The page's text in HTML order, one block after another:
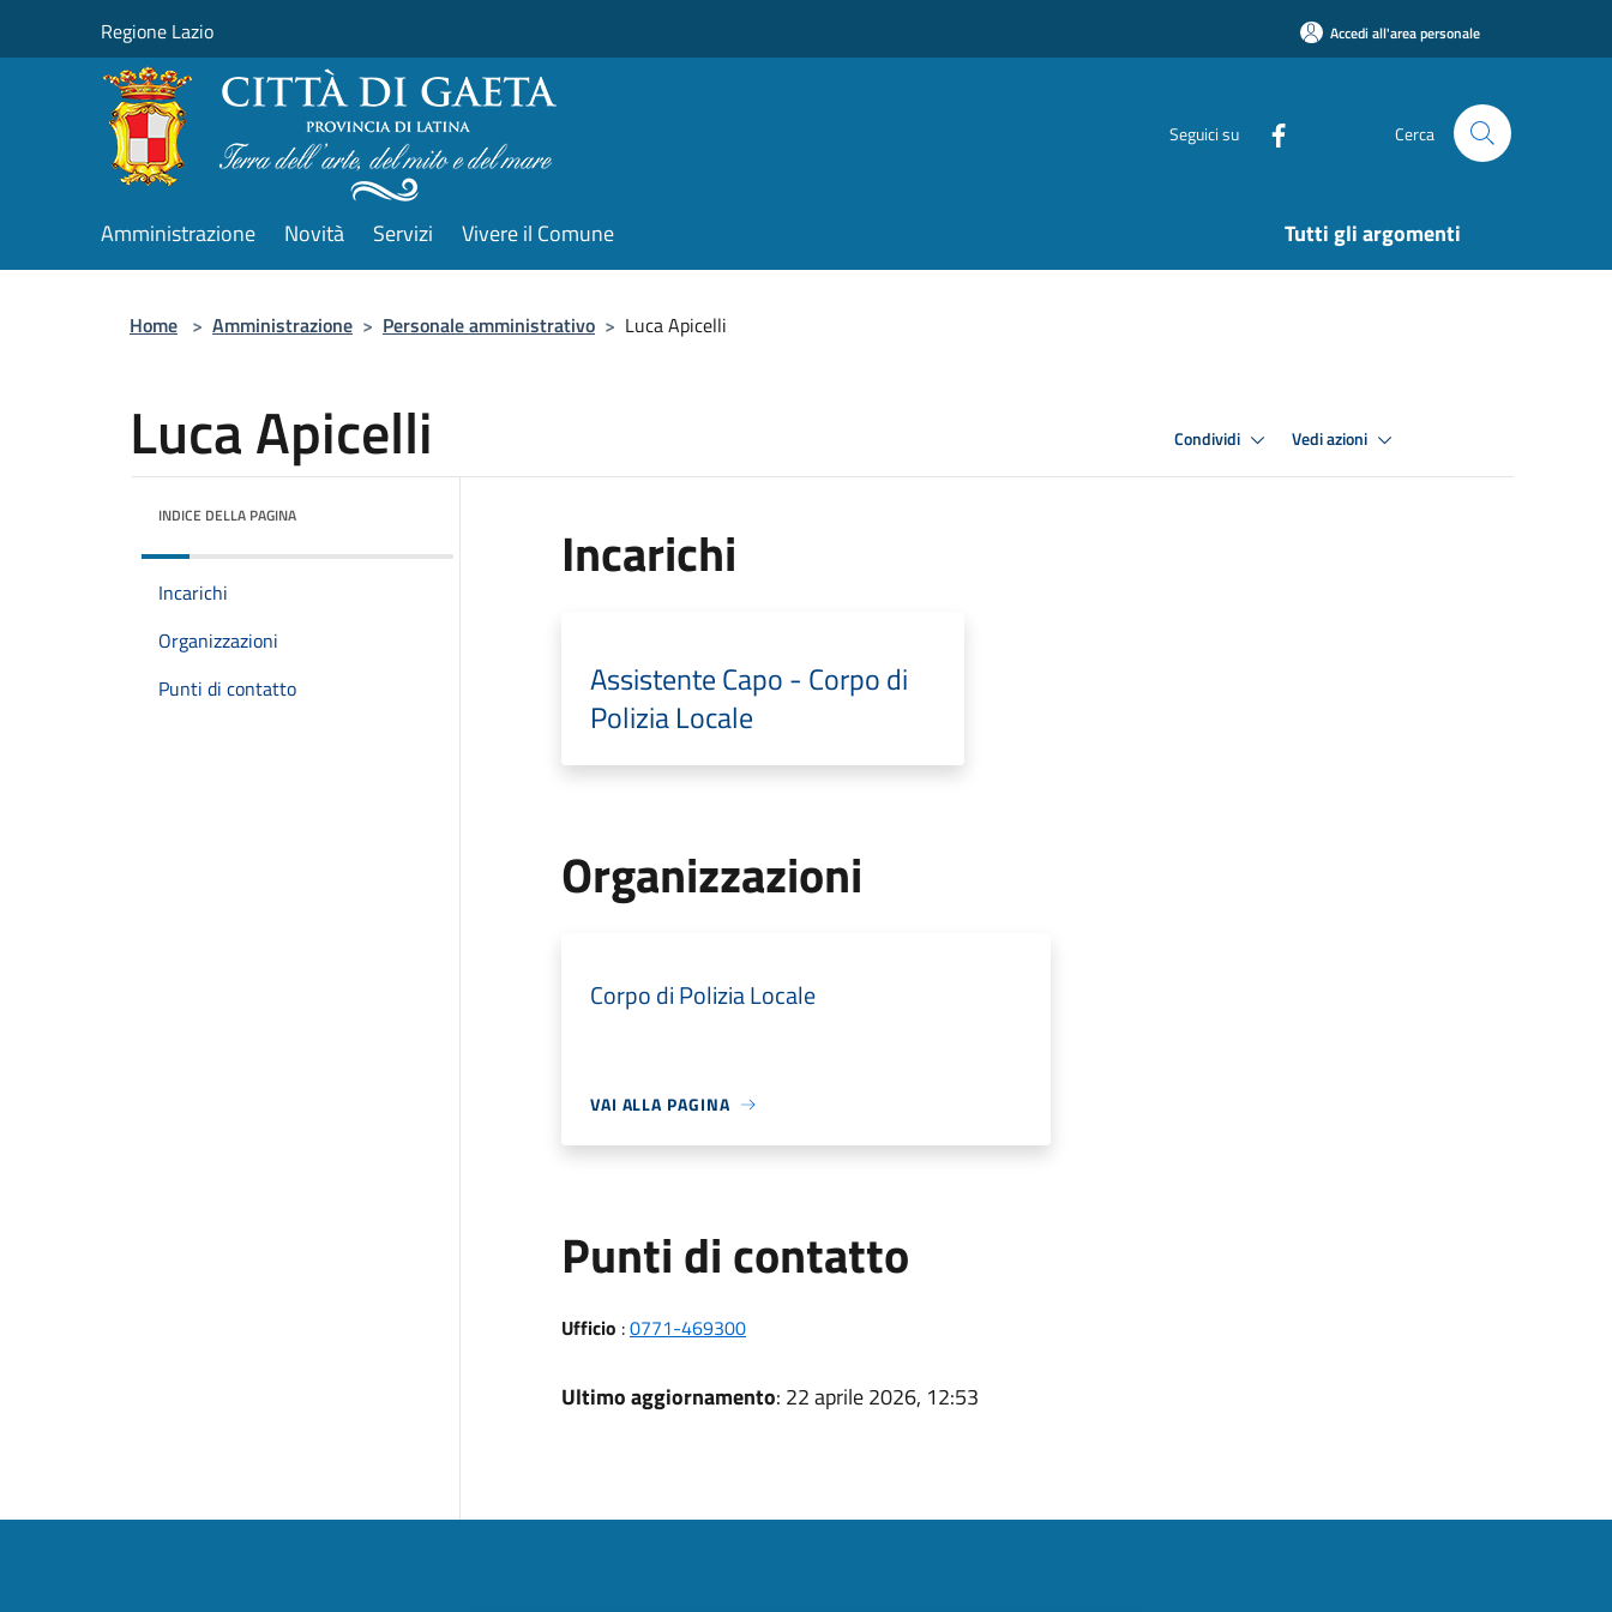
Regione Lazio Accedi all'area personale
Seguici su Cerca
Amministrazione Novità Servizi Vivere il Comune Tutti gli argomenti
Home > Amministrazione > Personale amministrativo > Luca Apicelli
Luca Apicelli Condividi Vedi azioni
INDICE DELLA PAGINA
Incarichi
Organizzazioni
Punti di contatto
Incarichi
Assistente Capo - Corpo di
Polizia Locale
Organizzazioni
Corpo di Polizia Locale
VAI ALLA PAGINA
Punti di contatto
Ufficio :0771-469300
Ultimo aggiornamento: 22 aprile 2026, 12:53